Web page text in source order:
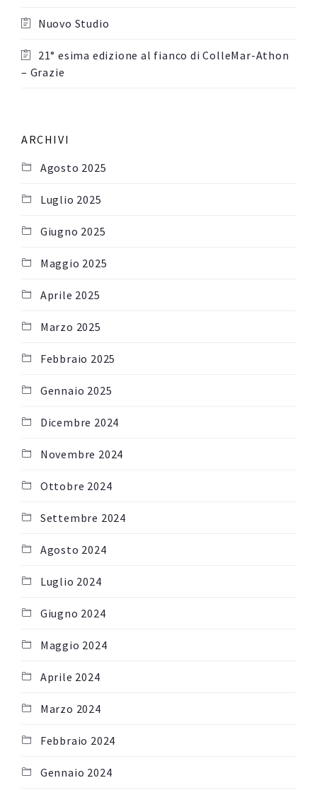
Nuovo Studio
21° esima edizione al fianco di ColleMar-Athon
– Grazie
ARCHIVI
Agosto 2025
Luglio 2025
Giugno 2025
Maggio 2025
Aprile 2025
Marzo 2025
Febbraio 2025
Gennaio 2025
Dicembre 2024
Novembre 2024
Ottobre 2024
Settembre 2024
Agosto 2024
Luglio 2024
Giugno 2024
Maggio 2024
Aprile 2024
Marzo 2024
Febbraio 2024
Gennaio 2024